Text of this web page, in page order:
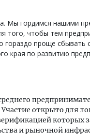
Мы гордимся нашими
того, чтобы тем
гораздо проще
края по развитию
открыто для
которых
и рыночной